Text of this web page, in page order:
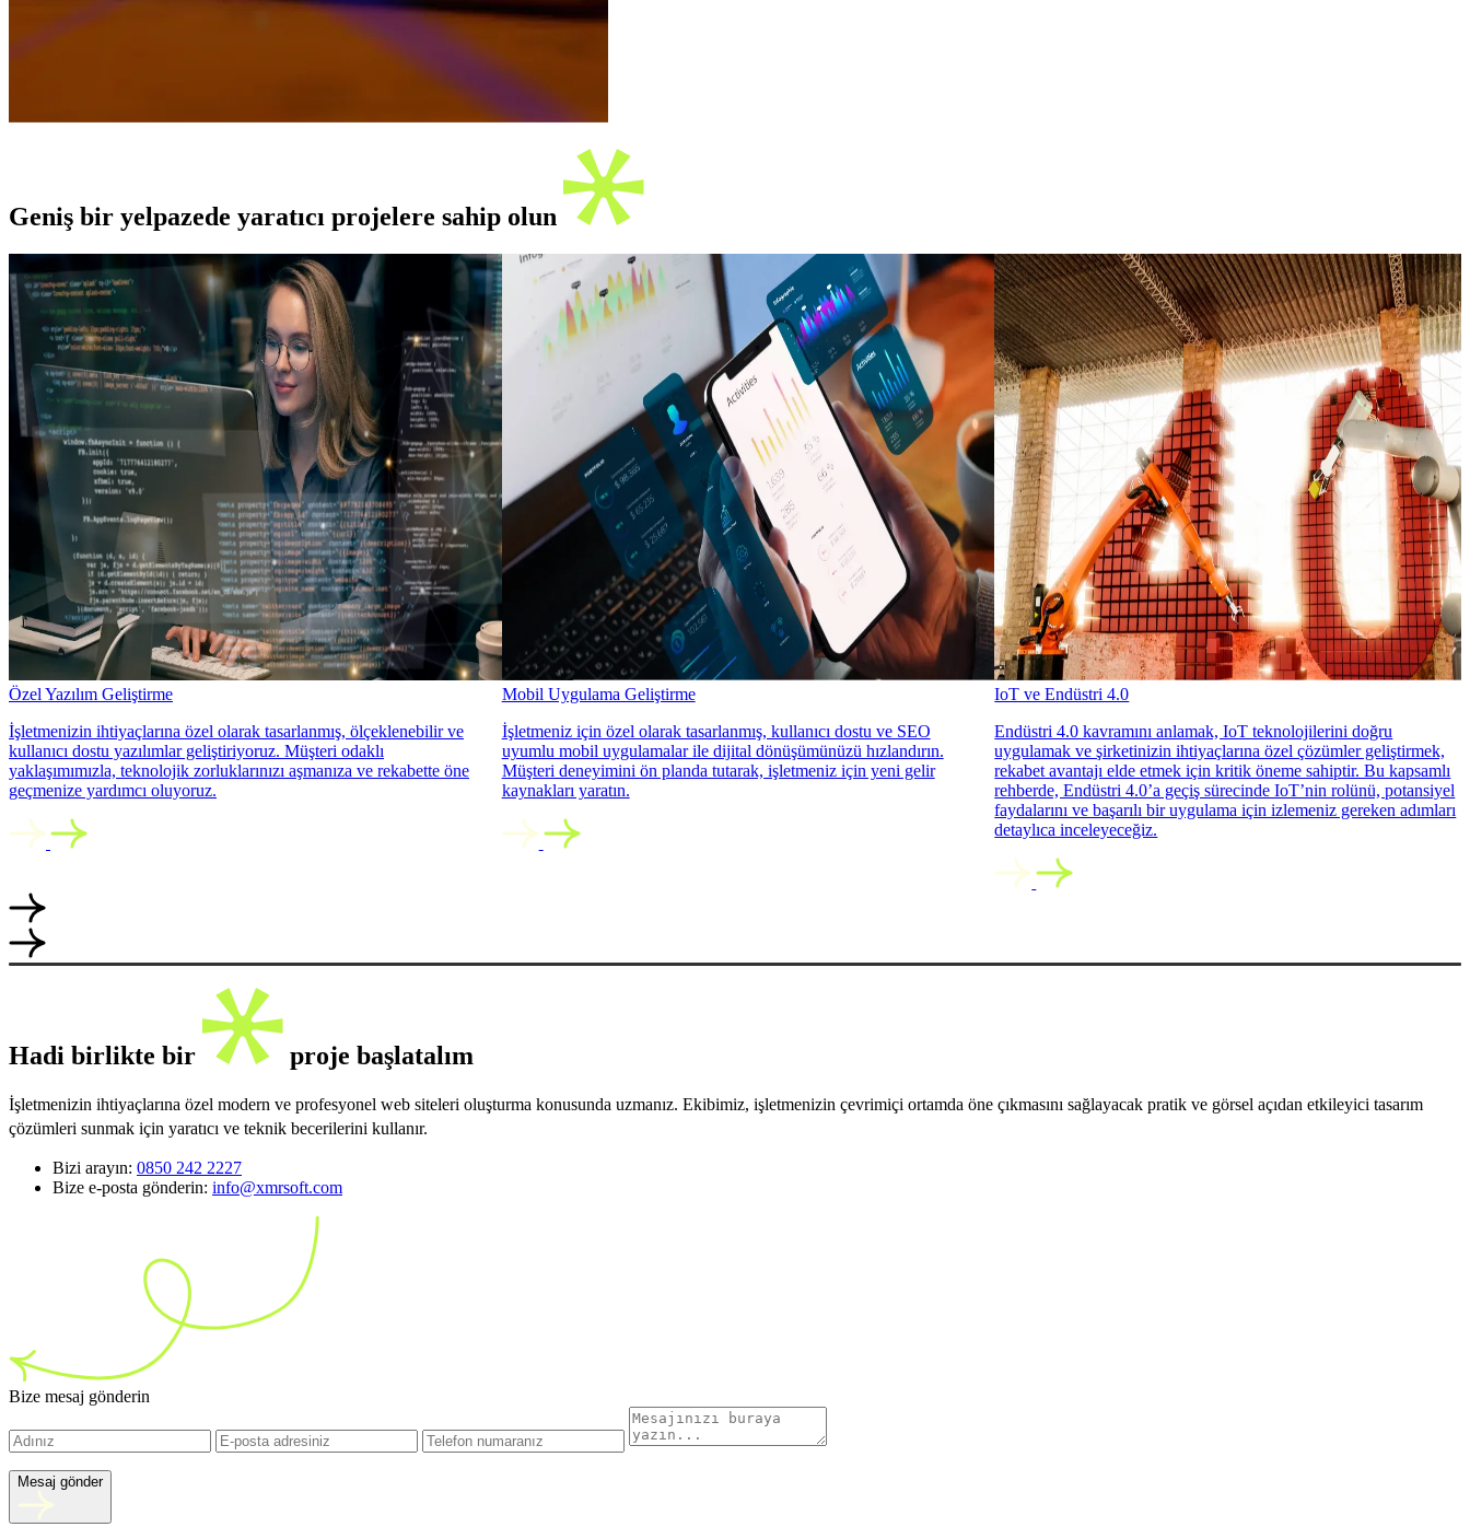
Geniş bir yelpazede yaratıcı projelere sahip olun
Özel Yazılım Geliştirme
İşletmenizin ihtiyaçlarına özel olarak tasarlanmış, ölçeklenebilir ve
kullanıcı dostu yazılımlar geliştiriyoruz. Müşteri odaklı
yaklaşımımızla, teknolojik zorluklarınızı aşmanıza ve rekabette öne
geçmenize yardımcı oluyoruz.
Mobil Uygulama Geliştirme
İşletmeniz için özel olarak tasarlanmış, kullanıcı dostu ve SEO
uyumlu mobil uygulamalar ile dijital dönüşümünüzü hızlandırın.
Müşteri deneyimini ön planda tutarak, işletmeniz için yeni gelir
kaynakları yaratın.
IoT ve Endüstri 4.0
Endüstri 4.0 kavramını anlamak, IoT teknolojilerini doğru
uygulamak ve şirketinizin ihtiyaçlarına özel çözümler geliştirmek,
rekabet avantajı elde etmek için kritik öneme sahiptir. Bu kapsamlı
rehberde, Endüstri 4.0’a geçiş sürecinde IoT’nin rolünü, potansiyel
faydalarını ve başarılı bir uygulama için izlemeniz gereken adımları
detaylıca inceleyeceğiz.
Hadi birlikte bir proje başlatalım
İşletmenizin ihtiyaçlarına özel modern ve profesyonel web siteleri oluşturma konusunda uzmanız. Ekibimiz, işletmenizin çevrimiçi ortamda öne çıkmasını sağlayacak pratik ve görsel açıdan etkileyici tasarım
çözümleri sunmak için yaratıcı ve teknik becerilerini kullanır.
Bizi arayın: 0850 242 2227
Bize e-posta gönderin: info@xmrsoft.com
Bize mesaj gönderin
Mesaj gönder